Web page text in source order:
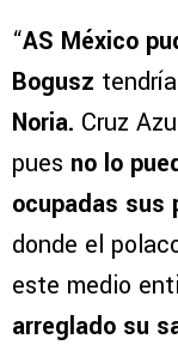
“AS México
Bogusz
Noria. Cruz
pues no lo
ocupadas sus
donde el
este medio
arreglado su